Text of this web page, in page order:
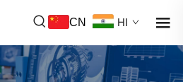
CN HI